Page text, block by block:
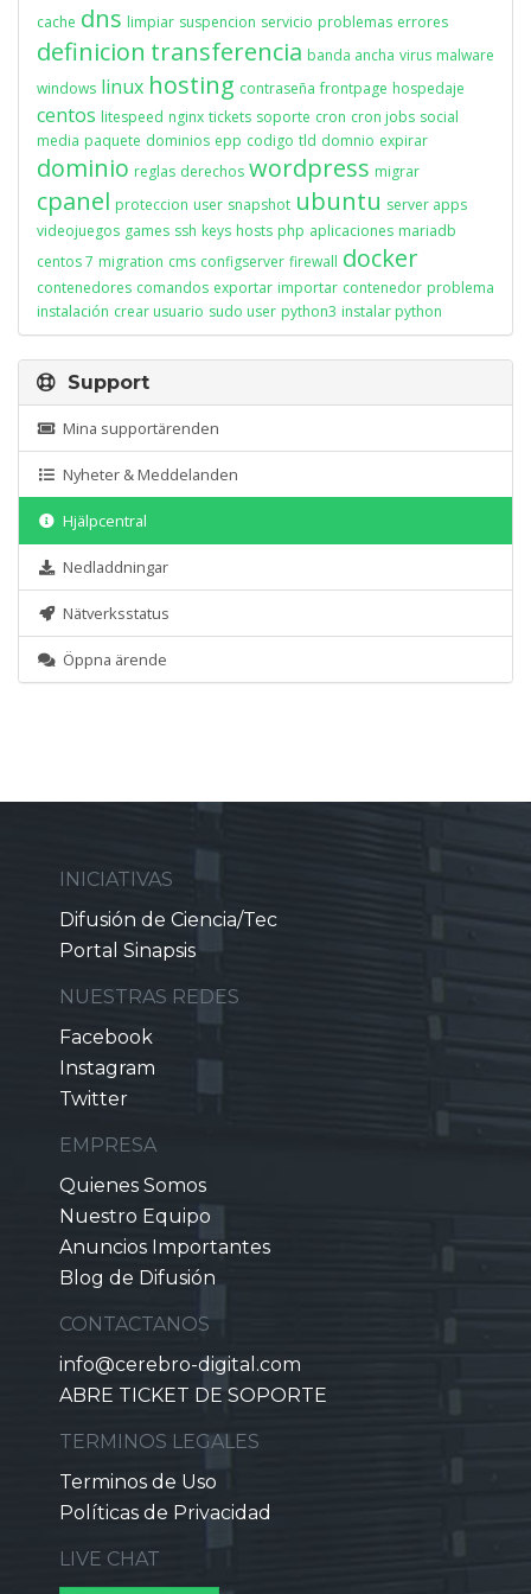
cache dns limpiar suspencion servicio problemas errores
definicion transferencia banda ancha virus malware
windows linux hosting contraseña frontpage hospedaje
centos litespeed nginx tickets soporte cron cron jobs social
media paquete dominios epp codigo tld domnio expirar
dominio reglas derechos wordpress migrar
cpanel proteccion user snapshot ubuntu server apps
videojuegos games ssh keys hosts php aplicaciones mariadb
centos 7 migration cms configserver firewall docker
contenedores comandos exportar importar contenedor problema
instalación crear usuario sudo user python3 instalar python
Support
Mina supportärenden
Nyheter & Meddelanden
Hjälpcentral
Nedladdningar
Nätverksstatus
Öppna ärende
INICIATIVAS
Difusión de Ciencia/Tec
Portal Sinapsis
NUESTRAS REDES
Facebook
Instagram
Twitter
EMPRESA
Quienes Somos
Nuestro Equipo
Anuncios Importantes
Blog de Difusión
CONTACTANOS
info@cerebro-digital.com
ABRE TICKET DE SOPORTE
TERMINOS LEGALES
Terminos de Uso
Políticas de Privacidad
LIVE CHAT